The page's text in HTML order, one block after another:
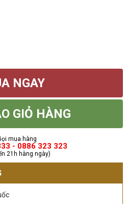
NGAY
GIỎ HÀNG
mua hàng
- 0886 323 323
21h hàng ngày)